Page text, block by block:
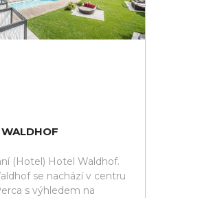
(Hotel) Hotel Waldhof.
se nachází v centru
s výhledem na